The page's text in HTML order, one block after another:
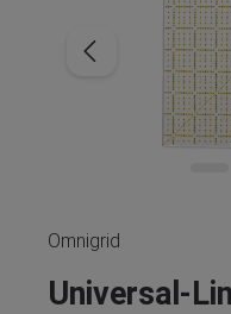
Omnigrid
Universal-